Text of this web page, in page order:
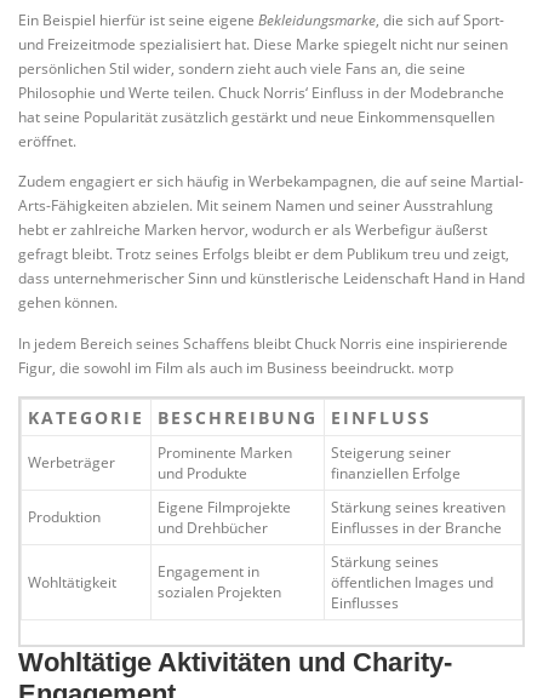
Ein Beispiel hierfür ist seine eigene Bekleidungsmarke, die sich auf Sport-
und Freizeitmode spezialisiert hat. Diese Marke spiegelt nicht nur seinen
persönlichen Stil wider, sondern zieht auch viele Fans an, die seine
Philosophie und Werte teilen. Chuck Norris‘ Einfluss in der Modebranche
hat seine Popularität zusätzlich gestärkt und neue Einkommensquellen
eröffnet.
Zudem engagiert er sich häufig in Werbekampagnen, die auf seine Martial-
Arts-Fähigkeiten abzielen. Mit seinem Namen und seiner Ausstrahlung
hebt er zahlreiche Marken hervor, wodurch er als Werbefigur äußerst
gefragt bleibt. Trotz seines Erfolgs bleibt er dem Publikum treu und zeigt,
dass unternehmerischer Sinn und künstlerische Leidenschaft Hand in Hand
gehen können.
In jedem Bereich seines Schaffens bleibt Chuck Norris eine inspirierende
Figur, die sowohl im Film als auch im Business beeindruckt. мотp
KATEGORIE BESCHREIBUNG EINFLUSS
Werbeträger
Prominente Marken
und Produkte
Steigerung seiner
finanziellen Erfolge
Produktion
Eigene Filmprojekte
und Drehbücher
Stärkung seines kreativen
Einflusses in der Branche
Wohltätigkeit
Engagement in
sozialen Projekten
Stärkung seines
öffentlichen Images und
Einflusses
Wohltätige Aktivitäten und Charity-